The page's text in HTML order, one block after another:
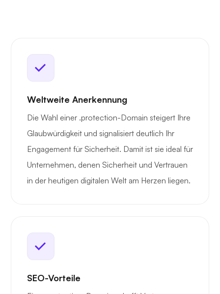
Weltweite Anerkennung
Die Wahl einer .protection-Domain steigert Ihre
Glaubwürdigkeit und signalisiert deutlich Ihr
Engagement für Sicherheit. Damit ist sie ideal für
Unternehmen, denen Sicherheit und Vertrauen
in der heutigen digitalen Welt am Herzen liegen.
SEO-Vorteile